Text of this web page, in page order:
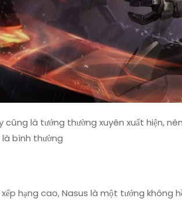
cũng là tướng thường xuyên xuất hiện,
là bình thường
hạng cao, Nasus là một tướng không